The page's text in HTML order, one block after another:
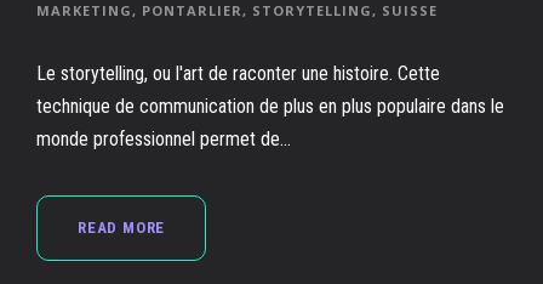
MARKETING, PONTARLIER, STORYTELLING, SUISSE
Le storytelling, ou l'art de raconter une histoire. Cette
technique de communication de plus en plus populaire dans le
monde professionnel permet de...
READ MORE